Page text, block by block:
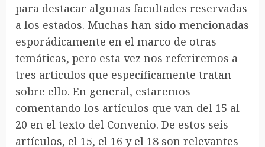
para destacar algunas facultades reservadas
a los estados. Muchas han sido mencionadas
esporádicamente en el marco de otras
temáticas, pero esta vez nos referiremos a
tres artículos que específicamente tratan
sobre ello. En general, estaremos
comentando los artículos que van del 15 al
20 en el texto del Convenio. De estos seis
artículos, el 15, el 16 y el 18 son relevantes